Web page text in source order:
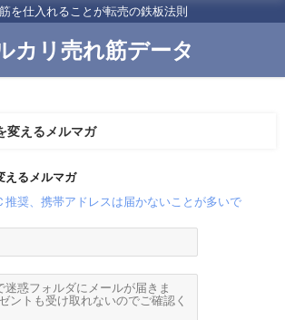
を仕入れることが転売の鉄板法則
カリ売れ筋データ
変えるメルマガ
えるメルマガ
推奨、携帯アドレスは届かないことが多いで